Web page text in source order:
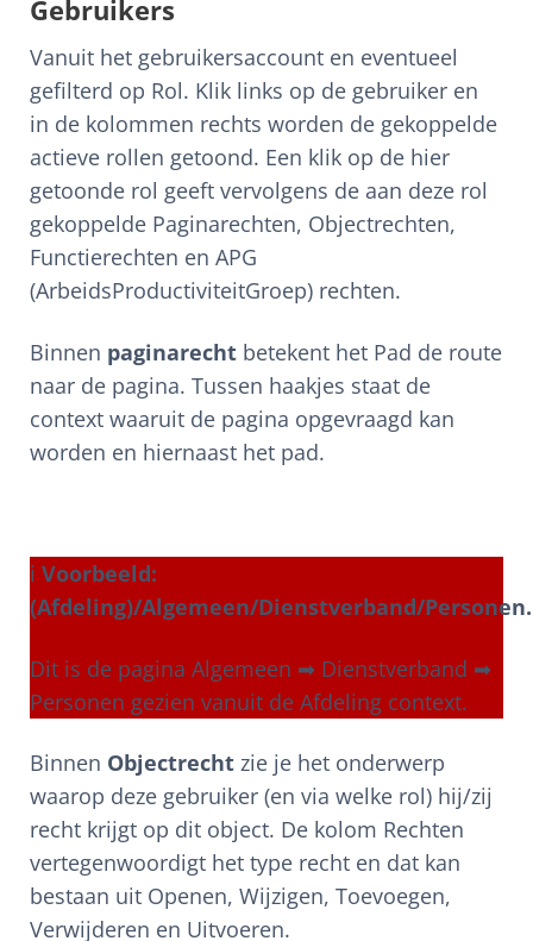
Gebruikers
Vanuit het gebruikersaccount en eventueel
gefilterd op Rol. Klik links op de gebruiker en
in de kolommen rechts worden de gekoppelde
actieve rollen getoond. Een klik op de hier
getoonde rol geeft vervolgens de aan deze rol
gekoppelde Paginarechten, Objectrechten,
Functierechten en APG
(ArbeidsProductiviteitGroep) rechten.
Binnen paginarecht betekent het Pad de route
naar de pagina. Tussen haakjes staat de
context waaruit de pagina opgevraagd kan
worden en hiernaast het pad.
ℹ Voorbeeld:
(Afdeling)/Algemeen/Dienstverband/Personen.
Dit is de pagina Algemeen ➡ Dienstverband ➡
Personen gezien vanuit de Afdeling context.
Binnen Objectrecht zie je het onderwerp
waarop deze gebruiker (en via welke rol) hij/zij
recht krijgt op dit object. De kolom Rechten
vertegenwoordigt het type recht en dat kan
bestaan uit Openen, Wijzigen, Toevoegen,
Verwijderen en Uitvoeren.